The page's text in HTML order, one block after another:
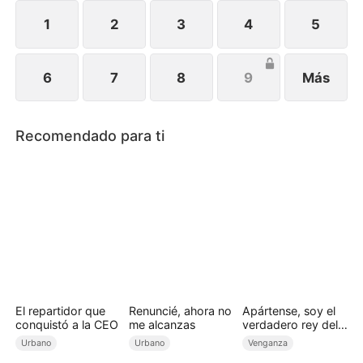
1 2 3 4 5
6 7 8 9 Más
Recomendado para ti
El repartidor que
conquistó a la CEO
Urbano
Renuncié, ahora no
me alcanzas
Urbano
Apártense, soy el
verdadero rey del
rap (Doblado)
Venganza